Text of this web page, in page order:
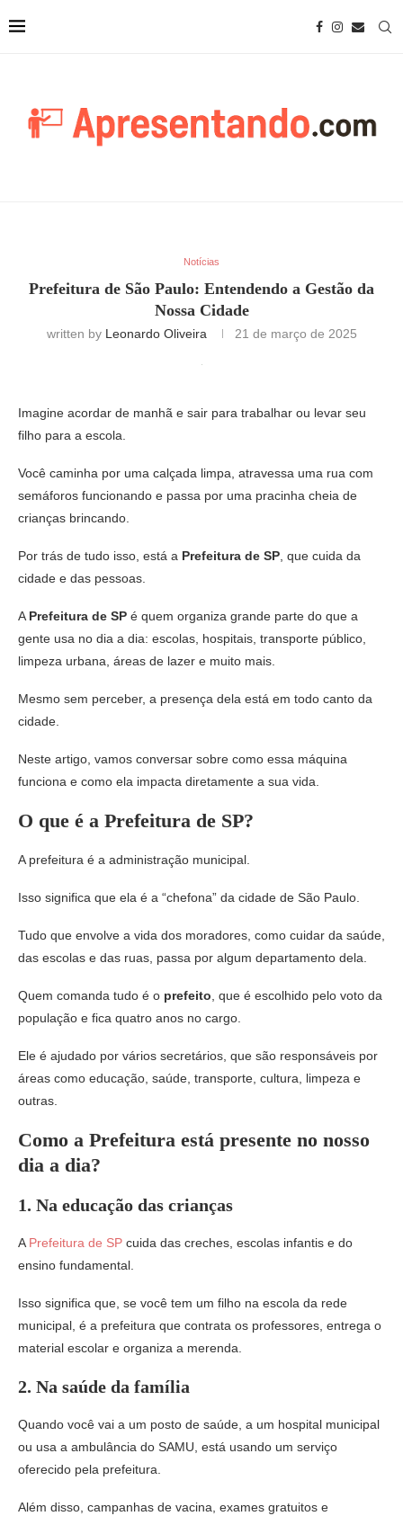
Notícias
Prefeitura de São Paulo: Entendendo a Gestão da
Nossa Cidade
written by Leonardo Oliveira 21 de março de 2025
Imagine acordar de manhã e sair para trabalhar ou levar seu
filho para a escola.
Você caminha por uma calçada limpa, atravessa uma rua com
semáforos funcionando e passa por uma pracinha cheia de
crianças brincando.
Por trás de tudo isso, está a Prefeitura de SP , que cuida da
cidade e das pessoas.
A Prefeitura de SP é quem organiza grande parte do que a
gente usa no dia a dia: escolas, hospitais, transporte público,
limpeza urbana, áreas de lazer e muito mais.
Mesmo sem perceber, a presença dela está em todo canto da
cidade.
Neste artigo, vamos conversar sobre como essa máquina
funciona e como ela impacta diretamente a sua vida.
O que é a Prefeitura de SP?
A prefeitura é a administração municipal.
Isso significa que ela é a “chefona” da cidade de São Paulo.
Tudo que envolve a vida dos moradores, como cuidar da saúde,
das escolas e das ruas, passa por algum departamento dela.
Quem comanda tudo é o prefeito , que é escolhido pelo voto da
população e fica quatro anos no cargo.
Ele é ajudado por vários secretários, que são responsáveis por
áreas como educação, saúde, transporte, cultura, limpeza e
outras.
Como a Prefeitura está presente no nosso
dia a dia?
1. Na educação das crianças
A Prefeitura de SP cuida das creches, escolas infantis e do
ensino fundamental.
Isso significa que, se você tem um filho na escola da rede
municipal, é a prefeitura que contrata os professores, entrega o
material escolar e organiza a merenda.
2. Na saúde da família
Quando você vai a um posto de saúde, a um hospital municipal
ou usa a ambulância do SAMU, está usando um serviço
oferecido pela prefeitura.
Além disso, campanhas de vacina, exames gratuitos e